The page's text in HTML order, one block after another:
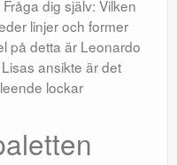
dig själv: Vilken
linjer och former
på detta är Leonardo
ansikte är det
lockar